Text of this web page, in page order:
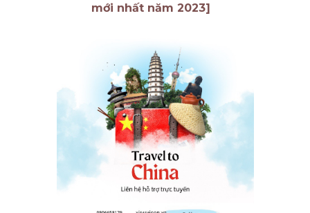
mới nhất năm 2023]